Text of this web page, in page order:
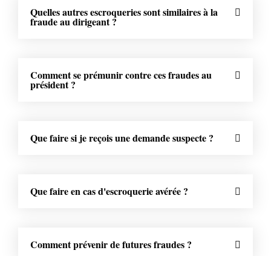
Quelles autres escroqueries sont similaires à la
fraude au dirigeant ?
Comment se prémunir contre ces fraudes au
président ?
Que faire si je reçois une demande suspecte ?
Que faire en cas d'escroquerie avérée ?
Comment prévenir de futures fraudes ?